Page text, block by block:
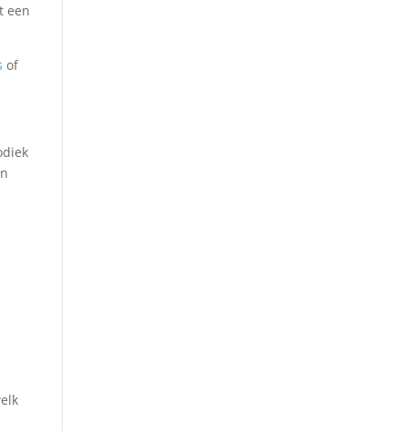
een
of